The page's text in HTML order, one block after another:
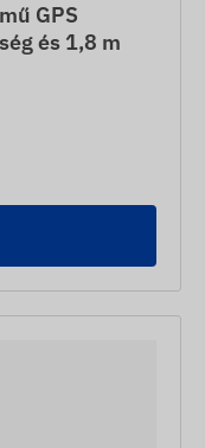
GPS
és 1,8 m